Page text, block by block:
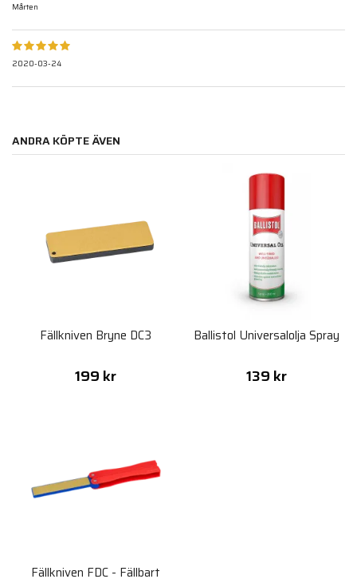
Mårten
2020-03-24
ANDRA KÖPTE ÄVEN
Fällkniven Bryne DC3
199 kr
Ballistol Universalolja Spray
139 kr
Fällkniven FDC - Fällbart